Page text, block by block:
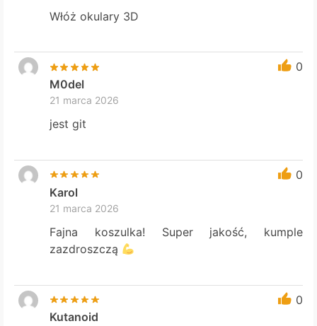
Włóż okulary 3D
0
M0del
21 marca 2026
jest git
0
Karol
21 marca 2026
Fajna koszulka! Super jakość, kumple
zazdroszczą
0
Kutanoid